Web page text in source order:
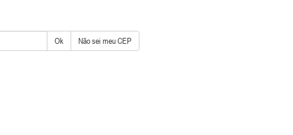
Ok Não sei meu CEP